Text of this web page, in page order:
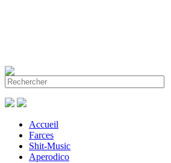
Accueil
Farces
Shit-Music
Aperodico